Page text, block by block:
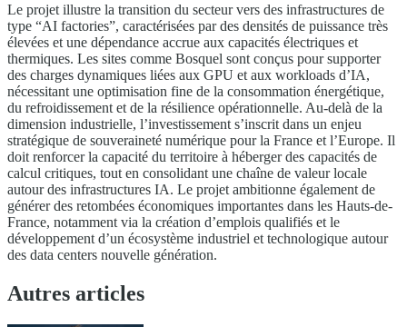
Le projet illustre la transition du secteur vers des infrastructures de
type “AI factories”, caractérisées par des densités de puissance très
élevées et une dépendance accrue aux capacités électriques et
thermiques. Les sites comme Bosquel sont conçus pour supporter
des charges dynamiques liées aux GPU et aux workloads d’IA,
nécessitant une optimisation fine de la consommation énergétique,
du refroidissement et de la résilience opérationnelle. Au-delà de la
dimension industrielle, l’investissement s’inscrit dans un enjeu
stratégique de souveraineté numérique pour la France et l’Europe. Il
doit renforcer la capacité du territoire à héberger des capacités de
calcul critiques, tout en consolidant une chaîne de valeur locale
autour des infrastructures IA. Le projet ambitionne également de
générer des retombées économiques importantes dans les Hauts-de-
France, notamment via la création d’emplois qualifiés et le
développement d’un écosystème industriel et technologique autour
des data centers nouvelle génération.
Autres articles